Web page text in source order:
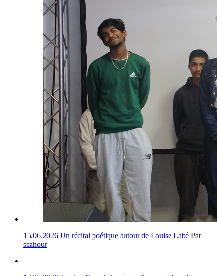
15.06.2026 Un récital poétique autour de Louise Labé Par
scahour